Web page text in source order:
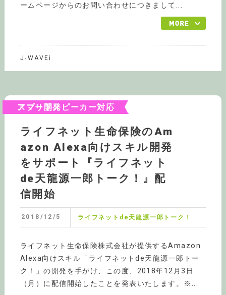
ームページからのお問い合わせにつきまして...
J-WAVEi
スマートスピーカー対応アプリ開発
ライフネット生命保険のAm
azon Alexa向けスキル開発
をサポート『ライフネット
de天龍源一郎トーク！』配
信開始
2018/12/5 ライフネットde天龍源一郎トーク！
ライフネット生命保険株式会社が提供するAmazon
Alexa向けスキル「ライフネットde天龍源一郎トー
ク！」の開発を手がけ、この度、2018年12月3日
（月）に配信開始したことを発表いたします。※...